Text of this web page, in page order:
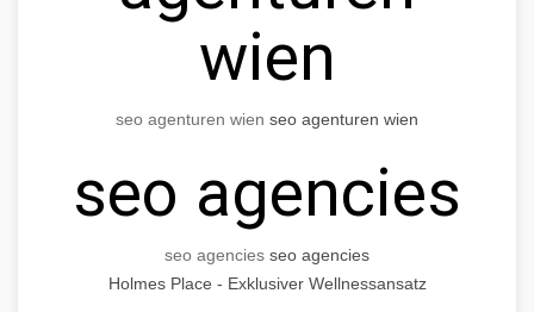
wien
seo agenturen wien seo agenturen wien
seo agencies
seo agencies seo agencies
Holmes Place - Exklusiver Wellnessansatz